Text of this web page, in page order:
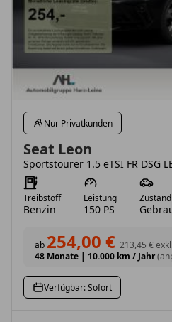
Nur Privatkunden
Seat Leon
Sportstourer 1.5 eTSI FR DSG
Treibstoff
Benzin
Leistung
150 PS
Zustand
ab 254,00 € 213,45 €
48 Monate | 10.000 km / Jahr
Verfügbar: Sofort